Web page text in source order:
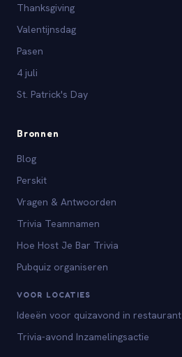
Thanksgiving
Valentijnsdag
Pasen
4 juli
St. Patrick's Day
Bronnen
Blog
Perskit
Vragen & Antwoorden
Trivia Teamnamen
Hoe Host Je Bar Trivia
Pubquiz organiseren
VOOR LOCATIES
Ideeën voor quizavond in restaurant
Trivia-avond Inzamelingsactie